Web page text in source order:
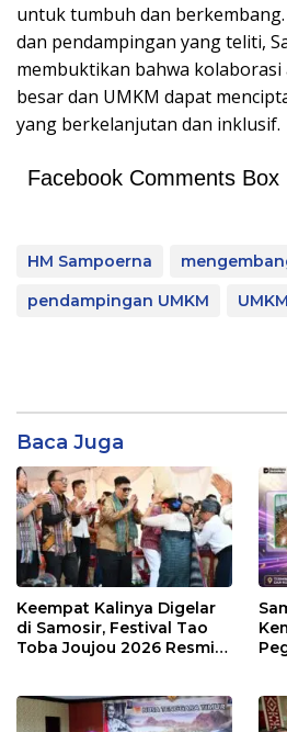
untuk tumbuh dan
dan pendampingan yang teliti,
membuktikan bahwa
besar dan UMKM dapat
yang berkelanjutan dan inklusif.
Facebook Comments Box
HM Sampoerna
pendampingan UMKM
UMKM
Baca Juga
Keempat Kalinya Digelar
di Samosir, Festival Tao
Toba Joujou 2026 Resmi